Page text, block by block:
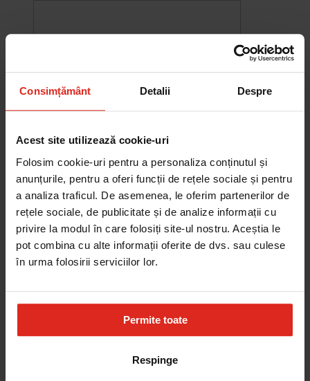
Consimțământ Detalii Despre
Acest site utilizează cookie-uri
Folosim cookie-uri pentru a personaliza conținutul și
anunțurile, pentru a oferi funcții de rețele sociale și pentru
a analiza traficul. De asemenea, le oferim partenerilor de
rețele sociale, de publicitate și de analize informații cu
privire la modul în care folosiți site-ul nostru. Aceștia le
pot combina cu alte informații oferite de dvs. sau culese
în urma folosirii serviciilor lor.
Permite toate
Respinge
-10%
Chiuveta Maris MRG 610-60
was 2.580,20 RON Pret special 2.322,18 RON